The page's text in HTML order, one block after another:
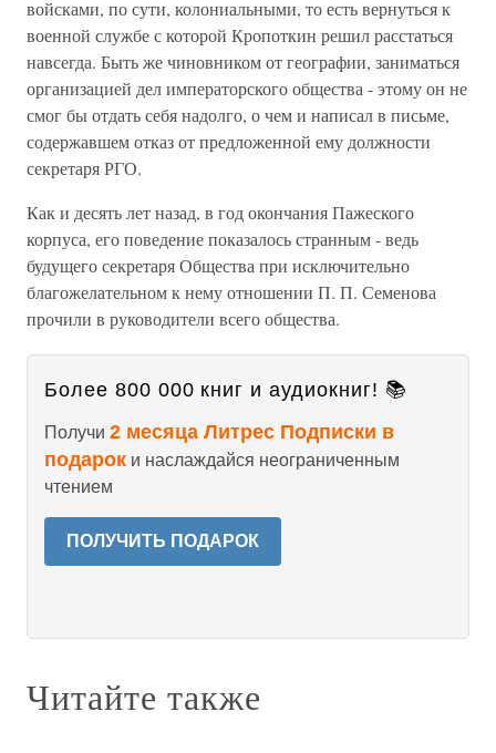
войсками, по сути, колониальными, то есть вернуться к
военной службе с которой Кропоткин решил расстаться
навсегда. Быть же чиновником от географии, заниматься
организацией дел императорского общества - этому он не
смог бы отдать себя надолго, о чем и написал в письме,
содержавшем отказ от предложенной ему должности
секретаря РГО.
Как и десять лет назад, в год окончания Пажеского
корпуса, его поведение показалось странным - ведь
будущего секретаря Общества при исключительно
благожелательном к нему отношении П. П. Семенова
прочили в руководители всего общества.
Более 800 000 книг и аудиокниг! 📚
Получи 2 месяца Литрес Подписки в
подарок и наслаждайся неограниченным
чтением
ПОЛУЧИТЬ ПОДАРОК
Читайте также